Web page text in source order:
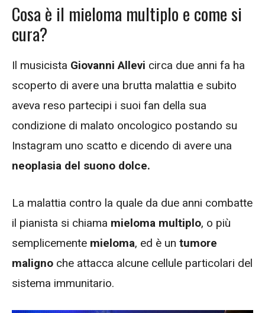
Cosa è il mieloma multiplo e come si
cura?
Il musicista Giovanni Allevi circa due anni fa ha
scoperto di avere una brutta malattia e subito
aveva reso partecipi i suoi fan della sua
condizione di malato oncologico postando su
Instagram uno scatto e dicendo di avere una
neoplasia del suono dolce.
La malattia contro la quale da due anni combatte
il pianista si chiama mieloma multiplo, o più
semplicemente mieloma, ed è un tumore
maligno che attacca alcune cellule particolari del
sistema immunitario.